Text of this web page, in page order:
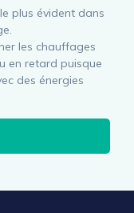
plus évident dans
les chauffages
en retard puisque
des énergies